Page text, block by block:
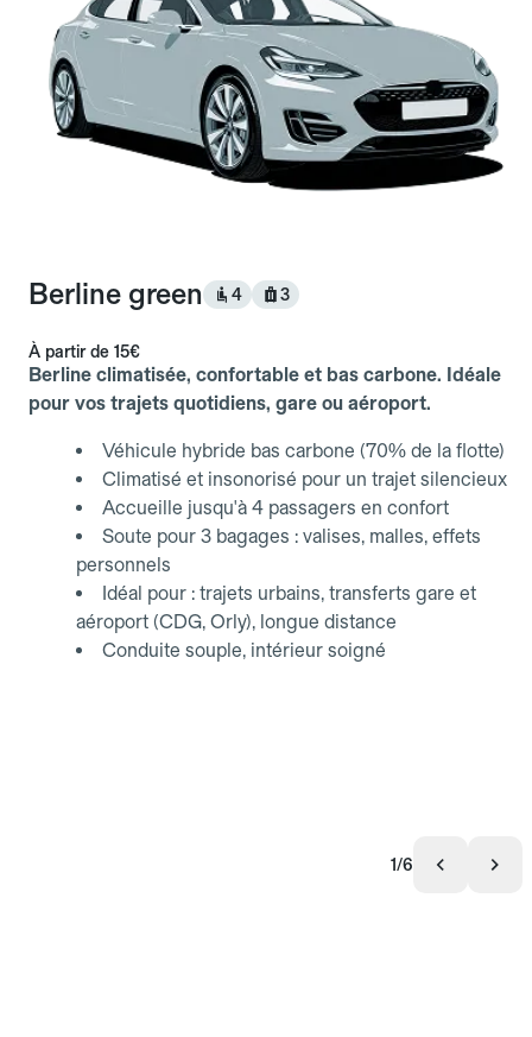
Berline green 4 3
À partir de 15€
Berline climatisée, confortable et bas carbone. Idéale
pour vos trajets quotidiens, gare ou aéroport.
Véhicule hybride bas carbone (70% de la flotte)
Climatisé et insonorisé pour un trajet silencieux
Accueille jusqu'à 4 passagers en confort
Soute pour 3 bagages : valises, malles, effets
personnels
Idéal pour : trajets urbains, transferts gare et
aéroport (CDG, Orly), longue distance
Conduite souple, intérieur soigné
1/6